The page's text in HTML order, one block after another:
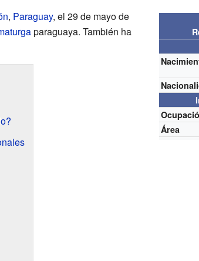
Área
, Paraguay, el 29 de mayo de
paraguaya. También ha